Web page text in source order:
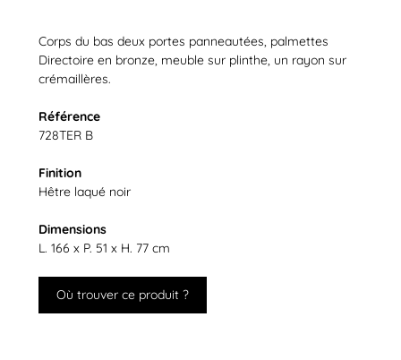
Corps du bas deux portes panneautées, palmettes
Directoire en bronze, meuble sur plinthe, un rayon sur
crémaillères.
Référence
728TER B
Finition
Hêtre laqué noir
Dimensions
L. 166 x P. 51 x H. 77 cm
Où trouver ce produit ?